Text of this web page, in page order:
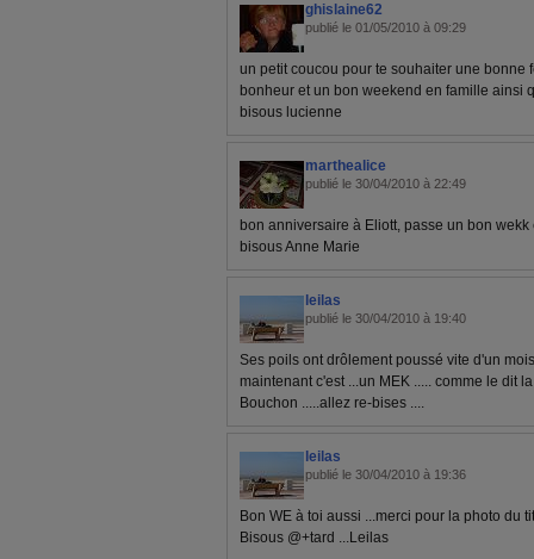
ghislaine62
publié le 01/05/2010 à 09:29
un petit coucou pour te souhaiter une bonne
bonheur et un bon weekend en famille ainsi
bisous lucienne
marthealice
publié le 30/04/2010 à 22:49
bon anniversaire à Eliott, passe un bon wekk
bisous Anne Marie
leilas
publié le 30/04/2010 à 19:40
Ses poils ont drôlement poussé vite d'un
maintenant c'est ...un MEK ..... comme le dit
Bouchon .....allez re-bises ....
leilas
publié le 30/04/2010 à 19:36
Bon WE à toi aussi ...merci pour la photo du
Bisous @+tard ...Leilas